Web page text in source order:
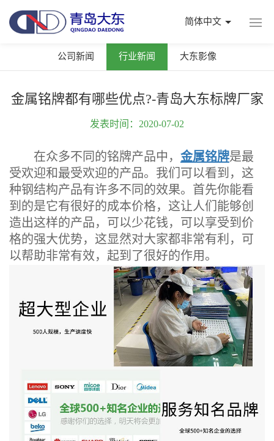
简体中文
公司新闻 行业新闻 大东影像
金属铭牌都有哪些优点?-青岛大东标牌厂家
发表时间：2020-07-02
在众多不同的铭牌产品中， 金属铭牌是最
受欢迎和最受欢迎的产品。我们可以看到，这
种钢结构产品有许多不同的效果。首先你能看
到的是它有很好的成本价格，这让人们能够创
造出这样的产品，可以少花钱，可以享受到价
格的强大优势，这显然对大家都非常有利，可
以帮助非常有效，起到了很好的作用。